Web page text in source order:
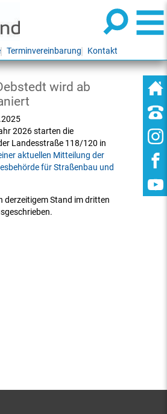
Terminvereinbarung Kontakt
wird ab
2026 starten die
Landesstraße 118/120 in
aktuellen Mitteilung der
für Straßenbau und
derzeitigem Stand im dritten